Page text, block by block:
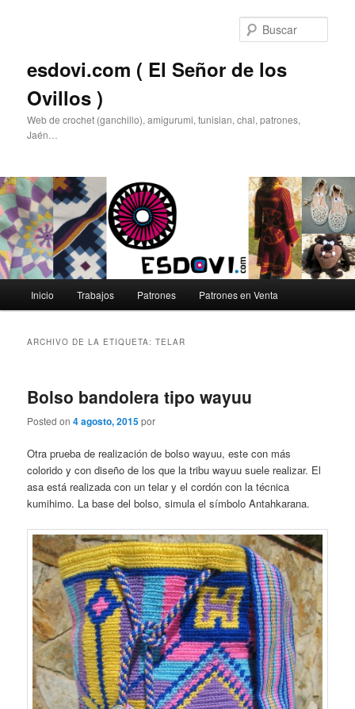
esdovi.com ( El Señor de los
Ovillos )
Web de crochet (ganchillo), amigurumi, tunisian, chal, patrones,
Jaén…
principal
Inicio Trabajos Patrones Patrones en Venta
ARCHIVO DE LA ETIQUETA:TELAR
Bolso bandolera tipo wayuu
Posted on4 agosto, 2015por
Otra prueba de realización de bolso wayuu, este con más
colorido y con diseño de los que la tribu wayuu suele realizar. El
asa está realizada con un telar y el cordón con la técnica
kumihimo. La base del bolso, simula el símbolo Antahkarana.